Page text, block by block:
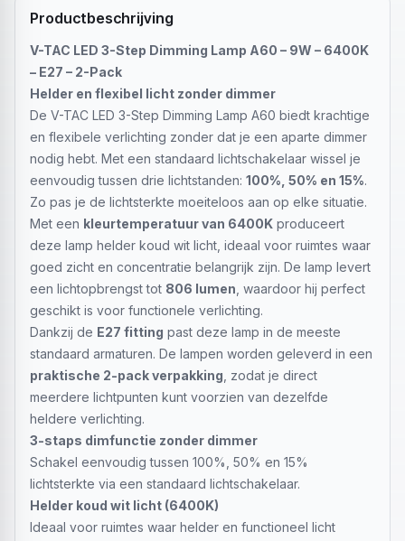
Productbeschrijving
V-TAC LED 3-Step Dimming Lamp A60 – 9W – 6400K
– E27 – 2-Pack
Helder en flexibel licht zonder dimmer
De V-TAC LED 3-Step Dimming Lamp A60 biedt krachtige
en flexibele verlichting zonder dat je een aparte dimmer
nodig hebt. Met een standaard lichtschakelaar wissel je
eenvoudig tussen drie lichtstanden: 100%, 50% en 15%.
Zo pas je de lichtsterkte moeiteloos aan op elke situatie.
Met een kleurtemperatuur van 6400K produceert
deze lamp helder koud wit licht, ideaal voor ruimtes waar
goed zicht en concentratie belangrijk zijn. De lamp levert
een lichtopbrengst tot 806 lumen , waardoor hij perfect
geschikt is voor functionele verlichting.
Dankzij de E27 fitting past deze lamp in de meeste
standaard armaturen. De lampen worden geleverd in een
praktische 2-pack verpakking , zodat je direct
meerdere lichtpunten kunt voorzien van dezelfde
heldere verlichting.
3-staps dimfunctie zonder dimmer
Schakel eenvoudig tussen 100%, 50% en 15%
lichtsterkte via een standaard lichtschakelaar.
Helder koud wit licht (6400K)
Ideaal voor ruimtes waar helder en functioneel licht